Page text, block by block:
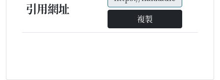
引用網址
複製